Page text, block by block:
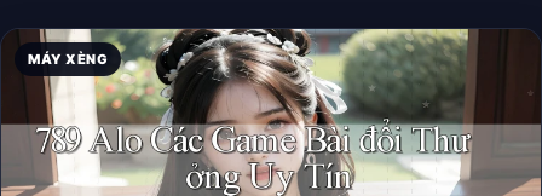
MÁY XÈNG